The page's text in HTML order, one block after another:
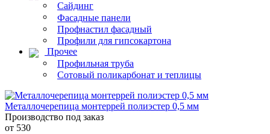
Сайдинг
Фасадные панели
Профнастил фасадный
Профили для гипсокартона
Прочее
Профильная труба
Сотовый поликарбонат и теплицы
Металлочерепица монтеррей полиэстер 0,5 мм
Производство под заказ
от 530